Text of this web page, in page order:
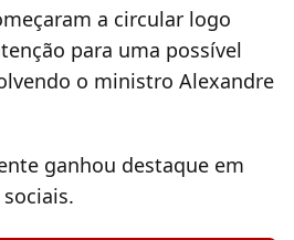
a circular logo
para uma possível
o ministro Alexandre
ganhou destaque em